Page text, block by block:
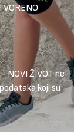
NOVI ŽIVOT ne
koji su